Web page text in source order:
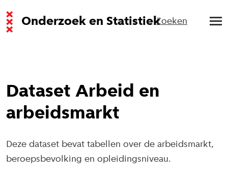
Onderzoek en StatistiekZoeken
Dataset Arbeid en
arbeidsmarkt
Deze dataset bevat tabellen over de arbeidsmarkt,
beroepsbevolking en opleidingsniveau.